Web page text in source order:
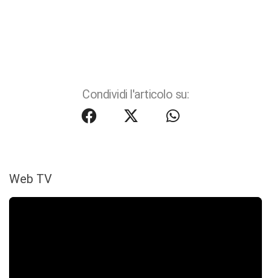
Condividi l'articolo su:
Web TV